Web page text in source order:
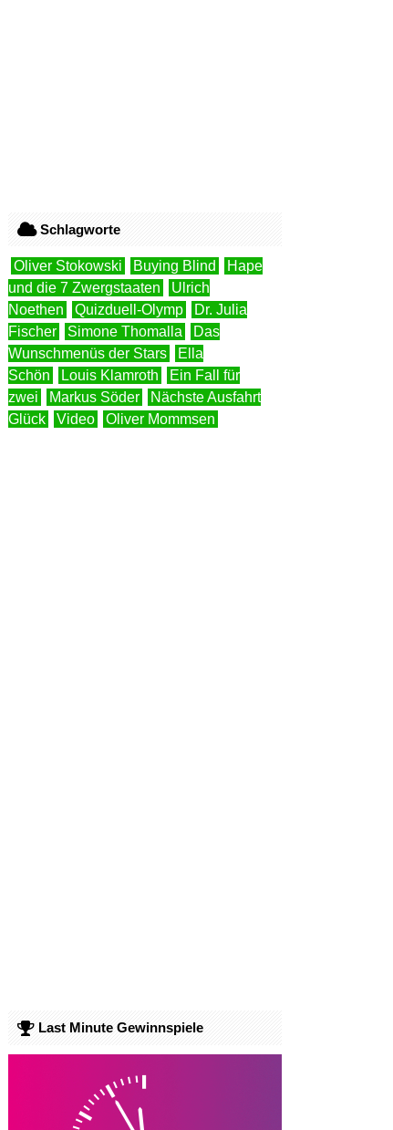
Schlagworte
Oliver Stokowski Buying Blind
Hape
und die 7 Zwergstaaten
Ulrich
Noethen
Quizduell-Olymp
Dr. Julia
Fischer
Simone Thomalla
Das
Wunschmenüs der Stars
Ella
Schön
Louis Klamroth
Ein Fall für
zwei
Markus Söder
Nächste Ausfahrt
Glück
Video Oliver Mommsen
Last Minute Gewinnspiele